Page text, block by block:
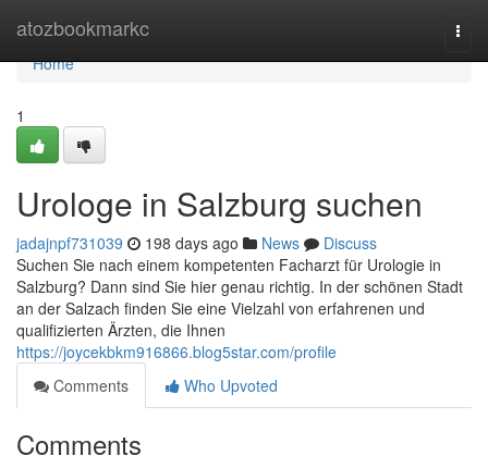
atozbookmarkc
Home
Home
1
Urologe in Salzburg suchen
jadajnpf731039 198 days ago News
Discuss
Suchen Sie nach einem kompetenten Facharzt für Urologie in
Salzburg? Dann sind Sie hier genau richtig. In der schönen Stadt
an der Salzach finden Sie eine Vielzahl von erfahrenen und
qualifizierten Ärzten, die Ihnen
https://joycekbkm916866.blog5star.com/profile
Comments
Who Upvoted
Comments